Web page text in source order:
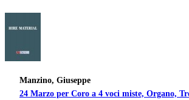
Manzino, Giuseppe
24 Marzo per Coro a 4 voci miste, Organo,